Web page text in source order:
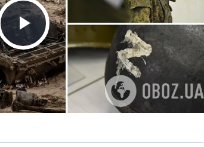
Play Video